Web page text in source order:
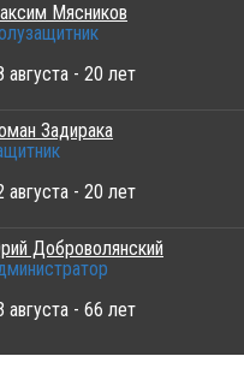
Мясников
августа - 20 лет
Задирака
августа - 20 лет
Доброволянский
августа - 66 лет